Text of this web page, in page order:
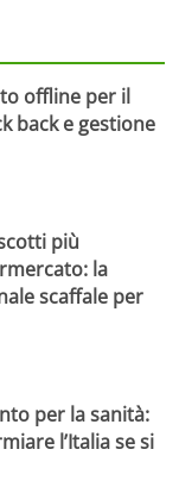
offline per il
back e gestione
più
la
scaffale per
per la sanità:
l’Italia se si